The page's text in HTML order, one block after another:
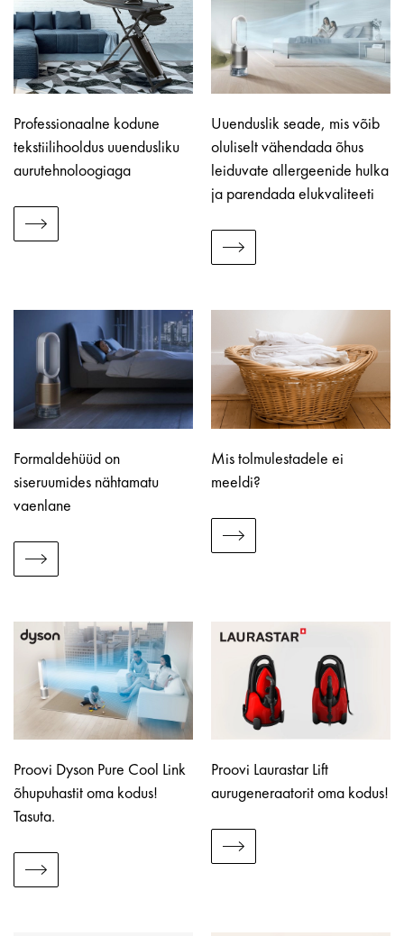
Professionaalne kodune
tekstiilihooldus uuendusliku
aurutehnoloogiaga
Uuenduslik seade, mis võib
oluliselt vähendada õhus
leiduvate allergeenide hulka
ja parendada elukvaliteeti
Formaldehüüd on
siseruumides nähtamatu
vaenlane
Mis tolmulestadele ei
meeldi?
Proovi Dyson Pure Cool Link
õhupuhastit oma kodus!
Tasuta.
Proovi Laurastar Lift
aurugeneraatorit oma kodus!